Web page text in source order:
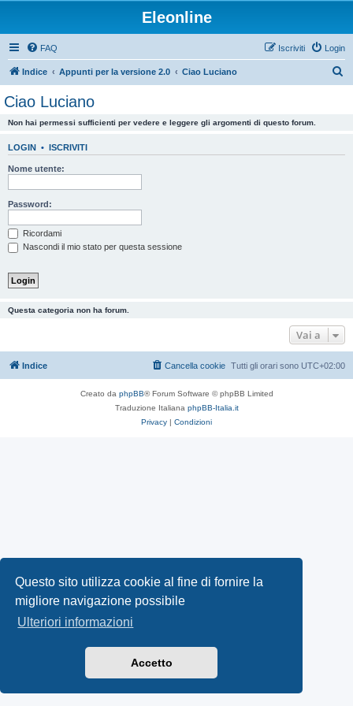
Questo sito utilizza cookie al fine di fornire la
migliore navigazione possibile
Ulteriori informazioni
Accetto
Eleonline
FAQ Login
Iscriviti
Indice Appunti per la versione 2.0 Ciao Luciano
Ciao Luciano
Non hai permessi sufficienti per vedere e leggere gli argomenti di questo forum.
LOGIN • ISCRIVITI
Nome utente:
Password:
Ricordami
Nascondi il mio stato per questa sessione
Questa categoria non ha forum.
Vai a
Indice Tutti gli orari sono UTC+02:00
Cancella cookie
Creato da phpBB® Forum Software © phpBB Limited
Traduzione Italiana phpBB-Italia.it
Privacy | Condizioni